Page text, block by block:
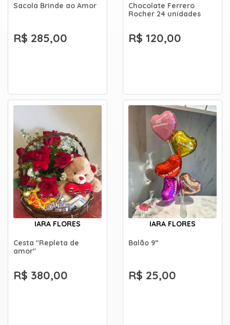
Sacola Brinde ao Amor
R$ 285,00
Chocolate Ferrero
Rocher 24 unidades
R$ 120,00
IARA FLORES
Cesta "Repleta de
amor"
R$ 380,00
IARA FLORES
Balão 9”
R$ 25,00